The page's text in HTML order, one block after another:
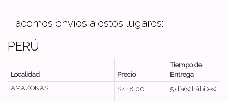
Hacemos envíos a estos lugares:
PERÚ
Localidad Precio
Tiempo de
Entrega
AMAZONAS
S/ 18.00
5 día(s) hábil(es)